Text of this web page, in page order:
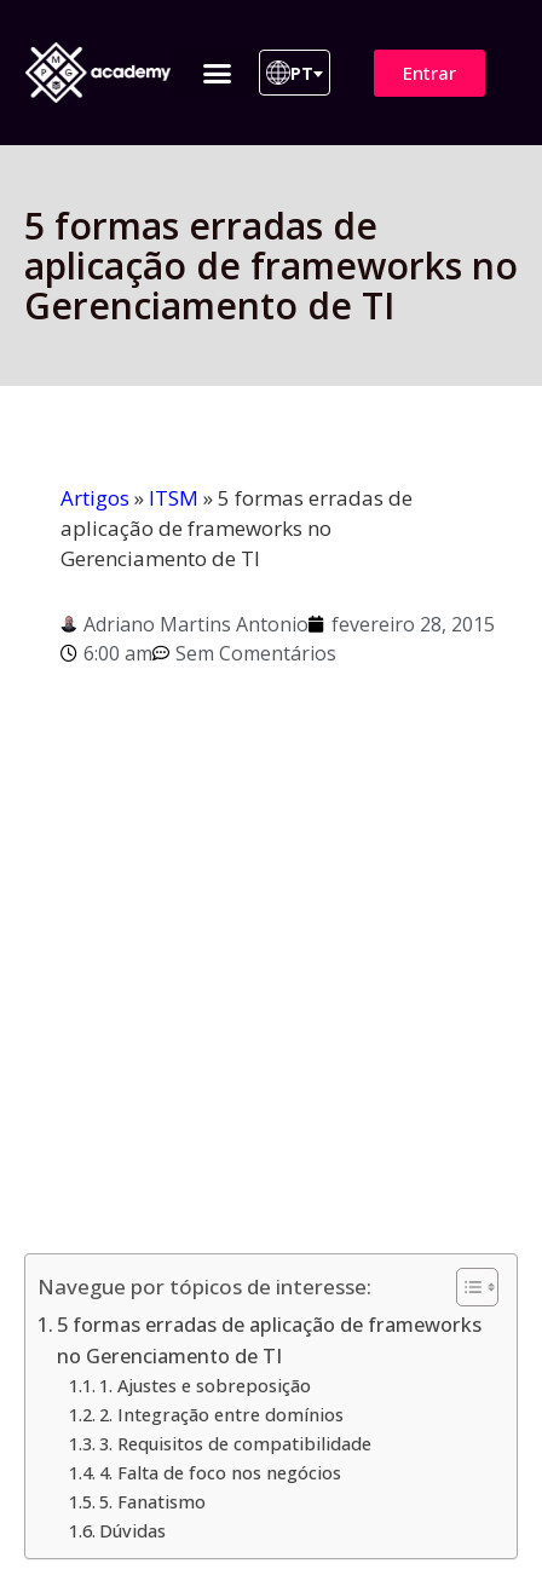
PT Entrar
5 formas erradas de
aplicação de frameworks no
Gerenciamento de TI
Artigos » ITSM »5 formas erradas de
aplicação de frameworks no
Gerenciamento de TI
Adriano Martins Antonio
fevereiro 28, 2015
6:00 am
Sem Comentários
Navegue por tópicos de interesse:
5 formas erradas de aplicação de frameworks
no Gerenciamento de TI
1. Ajustes e sobreposição
2. Integração entre domínios
3. Requisitos de compatibilidade
4. Falta de foco nos negócios
5. Fanatismo
Dúvidas